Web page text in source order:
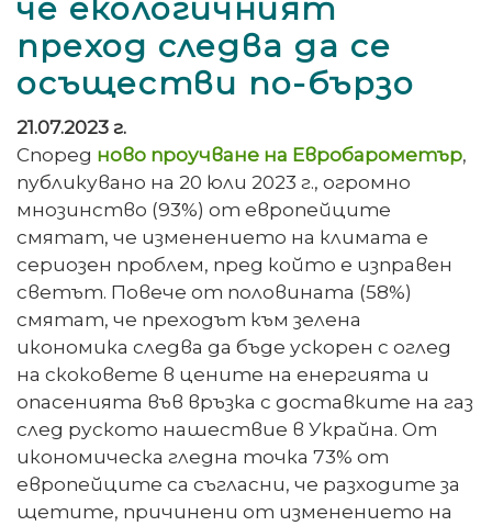
че екологичният
преход следва да се
осъществи по-бързо
21.07.2023 г.
Според ново проучване на Евробарометър,
публикувано на 20 юли 2023 г., огромно
мнозинство (93%) от европейците
смятат, че изменението на климата е
сериозен проблем, пред който е изправен
светът. Повече от половината (58%)
смятат, че преходът към зелена
икономика следва да бъде ускорен с оглед
на скоковете в цените на енергията и
опасенията във връзка с доставките на газ
след руското нашествие в Украйна. От
икономическа гледна точка 73% от
европейците са съгласни, че разходите за
щетите, причинени от изменението на